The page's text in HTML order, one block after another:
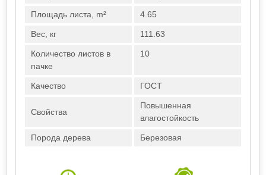
Площадь листа, m² 4.65
Вес, кг 111.63
Количество листов в
пачке
10
Качество ГОСТ
Свойства
Повышенная
влагостойкость
Порода дерева Березовая